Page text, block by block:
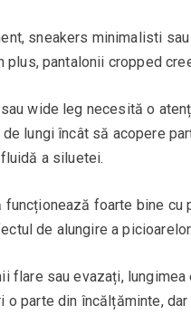
sneakers minimalisti
plus, pantalonii cropped
wide leg necesită o
lungi încât să acopere
a siluetei.
foarte bine cu
de alungire a
flare sau evazați,
o parte din încălțăminte,